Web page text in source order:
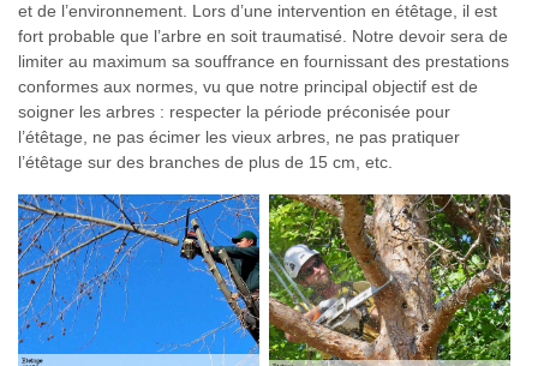
et de l’environnement. Lors d’une intervention en étêtage, il est
fort probable que l’arbre en soit traumatisé. Notre devoir sera de
limiter au maximum sa souffrance en fournissant des prestations
conformes aux normes, vu que notre principal objectif est de
soigner les arbres : respecter la période préconisée pour
l’étêtage, ne pas écimer les vieux arbres, ne pas pratiquer
l’étêtage sur des branches de plus de 15 cm, etc.